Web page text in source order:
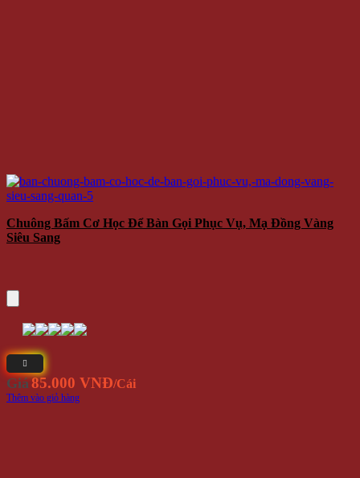
Chuông Bấm Cơ Học Để Bàn Gọi Phục Vụ, Mạ Đồng Vàng
Siêu Sang
Giá85.000 VNĐ/Cái
Thêm vào giỏ hàng